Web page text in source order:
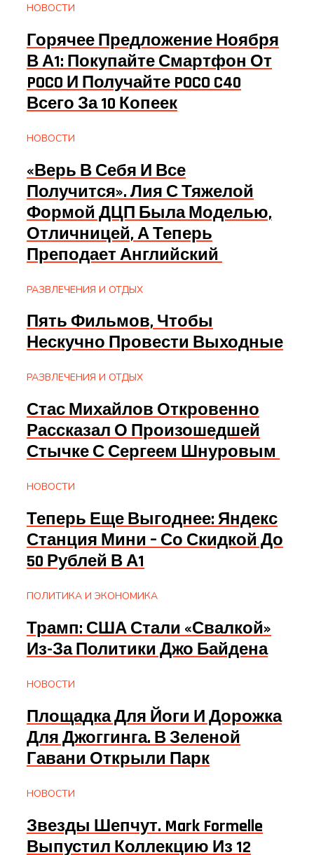
НОВОСТИ
Горячее Предложение Ноября
В А1: Покупайте Смартфон От
POCO И Получайте POCO C40
Всего За 10 Копеек
НОВОСТИ
«Верь В Себя И Все
Получится». Лия С Тяжелой
Формой ДЦП Была Моделью,
Отличницей, А Теперь
Преподает Английский
РАЗВЛЕЧЕНИЯ И ОТДЫХ
Пять Фильмов, Чтобы
Нескучно Провести Выходные
РАЗВЛЕЧЕНИЯ И ОТДЫХ
Стас Михайлов Откровенно
Рассказал О Произошедшей
Стычке С Сергеем Шнуровым
НОВОСТИ
Теперь Еще Выгоднее: Яндекс
Станция Мини – Со Скидкой До
50 Рублей В А1
ПОЛИТИКА И ЭКОНОМИКА
Трамп: США Стали «свалкой»
Из-За Политики Джо Байдена
НОВОСТИ
Площадка Для Йоги И Дорожка
Для Джоггинга. В Зеленой
Гавани Открыли Парк
НОВОСТИ
Звезды Шепчут. Mark Formelle
Выпустил Коллекцию Из 12